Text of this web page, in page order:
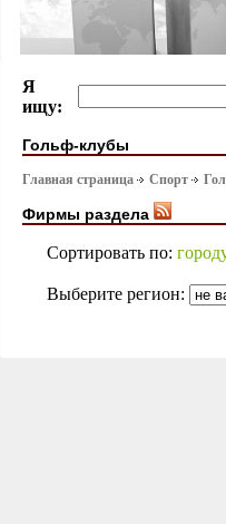
Я
ищу:
Гольф-клубы
Главная страница Спорт
Фирмы раздела
Сортировать по:
Выберите регион: